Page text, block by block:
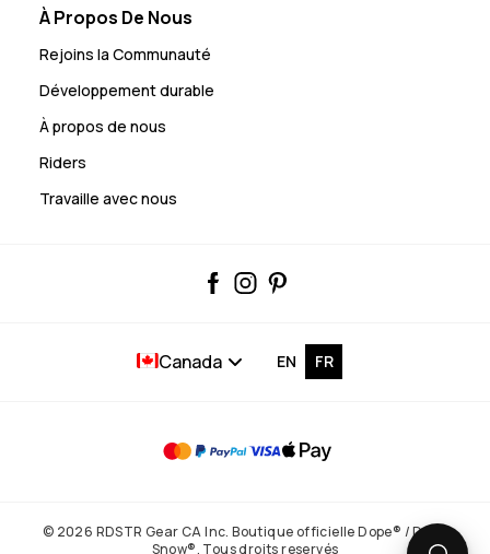
À Propos De Nous
Rejoins la Communauté
Développement durable
À propos de nous
Riders
Travaille avec nous
EN FR
Canada
© 2026 RDSTR Gear CA Inc. Boutique officielle Dope® / Dope
Snow®. Tous droits reservés